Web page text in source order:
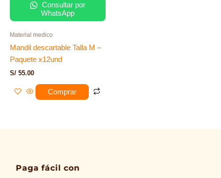
Consultar por
WhatsApp
Material medico
Mandil descartable Talla M –
Paquete x12und
S/ 55.00
Comprar
Paga fácil con